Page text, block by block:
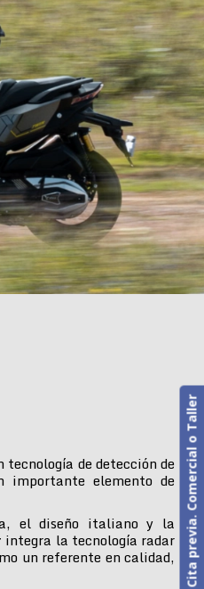
tecnología de detección de
importante elemento de
el diseño italiano y la
integra la tecnología radar
un referente en calidad, Cita previa. Comercial o Taller